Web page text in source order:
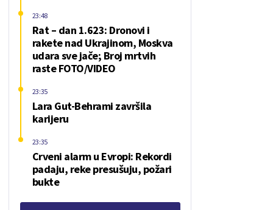
Rat – dan 1.623: Dronovi i
rakete nad Ukrajinom, Moskva
udara sve jače; Broj mrtvih
raste FOTO/VIDEO
23:48
Lara Gut-Behrami završila
karijeru
23:35
Crveni alarm u Evropi: Rekordi
padaju, reke presušuju, požari
bukte
23:35